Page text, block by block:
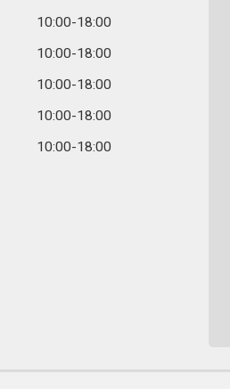
10:00-18:00
10:00-18:00
10:00-18:00
10:00-18:00
10:00-18:00